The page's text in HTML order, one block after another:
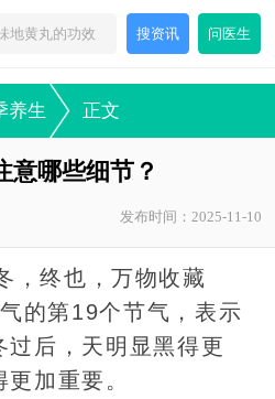
搜资讯 问医生
养生 正文
意哪些细节？
发布时间：2025-11-10
，终也，万物收藏
的第19个节气，表示
后，天明显黑得更
加重要。